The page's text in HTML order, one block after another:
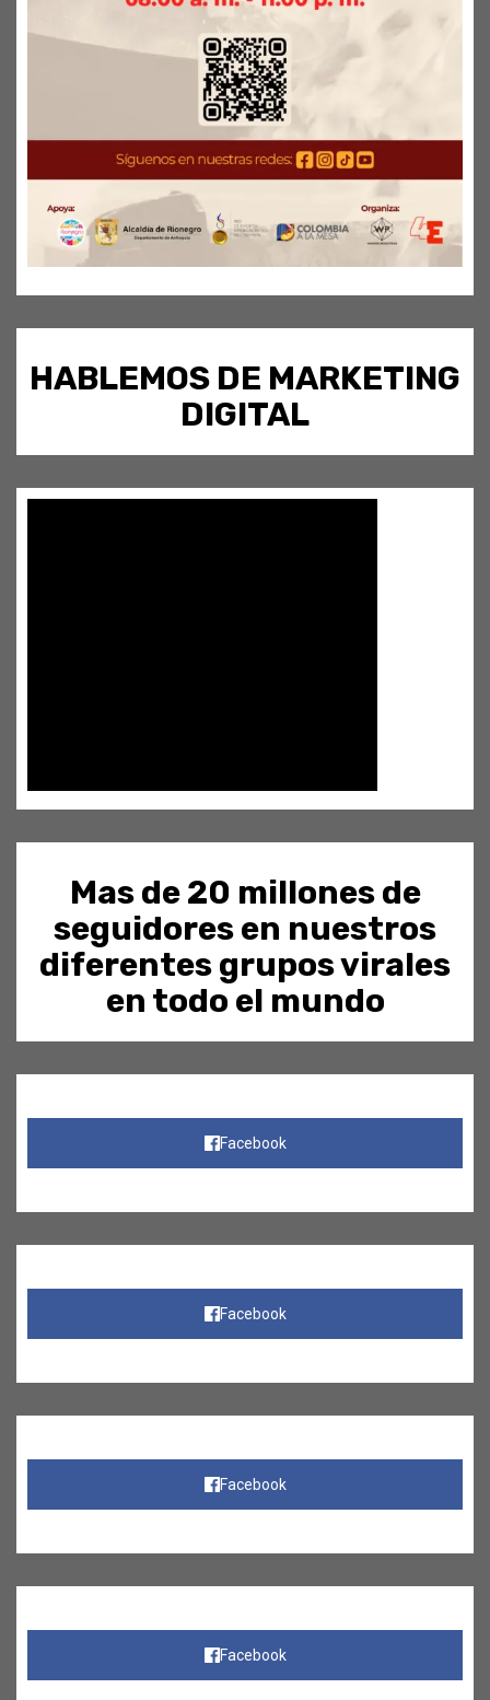
HABLEMOS DE MARKETING
DIGITAL
Mas de 20 millones de
seguidores en nuestros
diferentes grupos virales
en todo el mundo
Facebook
Facebook
Facebook
Facebook